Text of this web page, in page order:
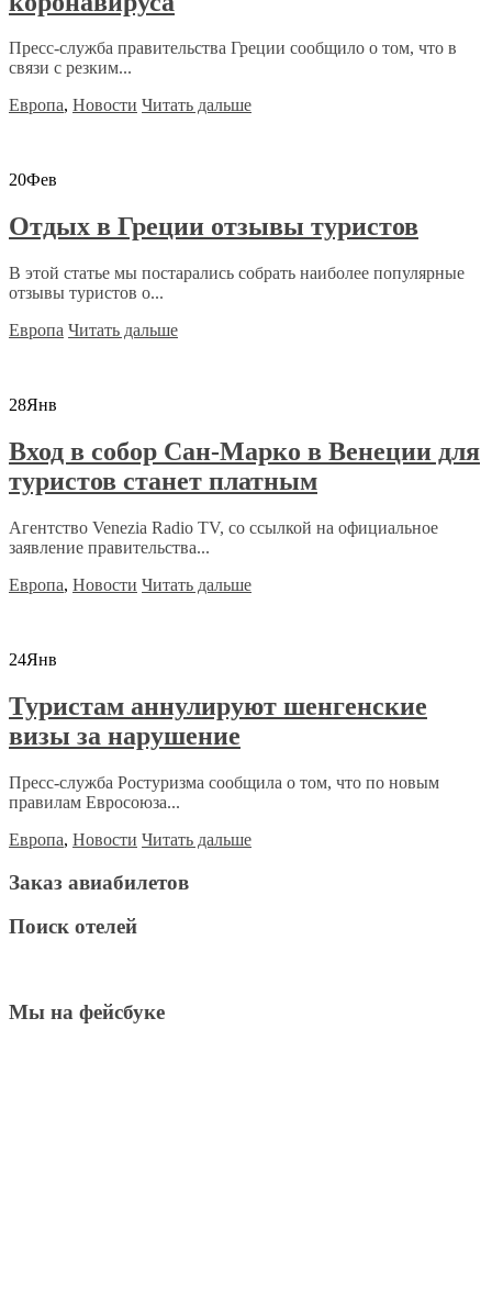
Пресс-служба правительства Греции сообщило о том, что в
связи с резким...
Европа, Новости Читать дальше
20Фев
Отдых в Греции отзывы туристов
В этой статье мы постарались собрать наиболее популярные
отзывы туристов о...
Европа Читать дальше
28Янв
Вход в собор Сан-Марко в Венеции для
туристов станет платным
Агентство Venezia Radio TV, со ссылкой на официальное
заявление правительства...
Европа, Новости Читать дальше
24Янв
Туристам аннулируют шенгенские
визы за нарушение
Пресс-служба Ростуризма сообщила о том, что по новым
правилам Евросоюза...
Европа, Новости Читать дальше
Заказ авиабилетов
Поиск отелей
Мы на фейсбуке